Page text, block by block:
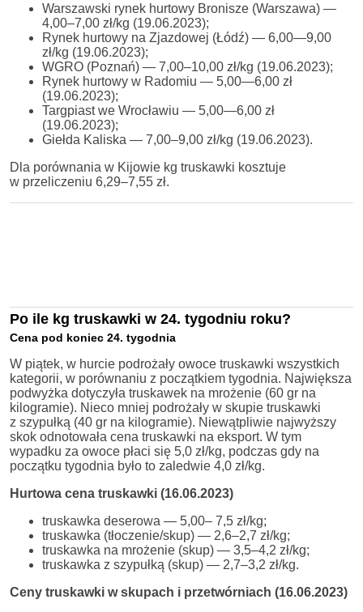
Warszawski rynek hurtowy Bronisze (Warszawa) —
4,00–7,00 zł/kg (19.06.2023);
Rynek hurtowy na Zjazdowej (Łódź) — 6,00—9,00
zł/kg (19.06.2023);
WGRO (Poznań) — 7,00–10,00 zł/kg (19.06.2023);
Rynek hurtowy w Radomiu — 5,00—6,00 zł
(19.06.2023);
Targpiast we Wrocławiu — 5,00—6,00 zł
(19.06.2023);
Giełda Kaliska — 7,00–9,00 zł/kg (19.06.2023).
Dla porównania w Kijowie kg truskawki kosztuje
w przeliczeniu 6,29–7,55 zł.
Po ile kg truskawki w 24. tygodniu roku?
Cena pod koniec 24. tygodnia
W piątek, w hurcie podrożały owoce truskawki wszystkich
kategorii, w porównaniu z początkiem tygodnia. Największa
podwyżka dotyczyła truskawek na mrożenie (60 gr na
kilogramie). Nieco mniej podrożały w skupie truskawki
z szypułką (40 gr na kilogramie). Niewątpliwie najwyższy
skok odnotowała cena truskawki na eksport. W tym
wypadku za owoce płaci się 5,0 zł/kg, podczas gdy na
początku tygodnia było to zaledwie 4,0 zł/kg.
Hurtowa cena truskawki (16.06.2023)
truskawka deserowa — 5,00– 7,5 zł/kg;
truskawka (tłoczenie/skup) — 2,6–2,7 zł/kg;
truskawka na mrożenie (skup) — 3,5–4,2 zł/kg;
truskawka z szypułką (skup) — 2,7–3,2 zł/kg.
Ceny truskawki w skupach i przetwórniach (16.06.2023)